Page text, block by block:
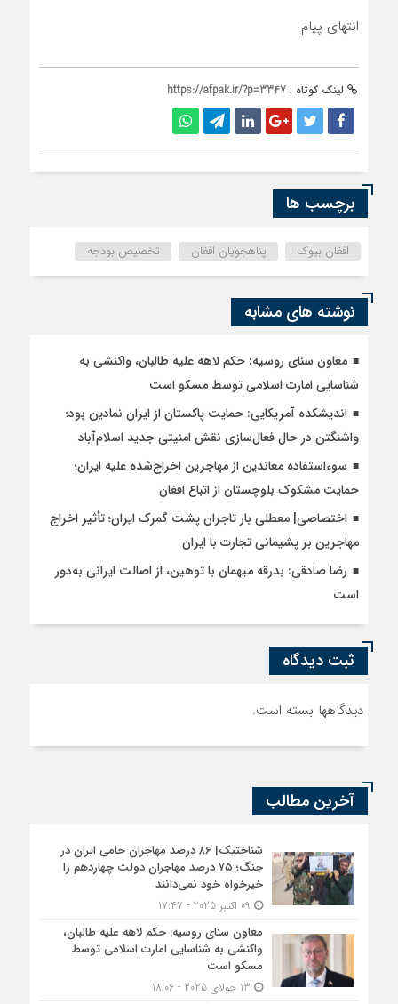
انتهای پیام
لینک کوتاه : https://afpak.ir/?p=3347
برچسب ها
افغان بیوک پناهجویان افغان تخصیص بودجه
نوشته های مشابه
معاون سنای روسیه: حکم لاهه علیه طالبان، واکنشی به
شناسایی امارت اسلامی توسط مسکو است
اندیشکده آمریکایی: حمایت پاکستان از ایران نمادین بود؛
واشنگتن در حال فعال‌سازی نقش امنیتی جدید اسلام‌آباد
سوءاستفاده معاندین از مهاجرین اخراج‌شده علیه ایران؛
حمایت مشکوک بلوچستان از اتباع افغان
اختصاصی| معطلی بار تاجران پشت گمرک ایران؛ تأثیر اخراج
مهاجرین بر پشیمانی تجارت با ایران
رضا صادقی: بدرقه میهمان با توهین، از اصالت ایرانی به‌دور
است
ثبت دیدگاه
دیدگاهها بسته است.
آخرین مطالب
شناختیک| ۸۶ درصد مهاجران حامی ایران در
جنگ؛ ۷۵ درصد مهاجران دولت چهاردهم را
خیرخواه خود نمی‌دانند
معاون سنای روسیه: حکم لاهه علیه طالبان،
واکنشی به شناسایی امارت اسلامی توسط
مسکو است